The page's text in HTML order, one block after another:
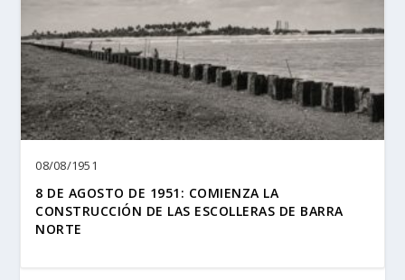
08/08/1951
8 DE AGOSTO DE 1951: COMIENZA LA
CONSTRUCCIÓN DE LAS ESCOLLERAS DE BARRA
NORTE